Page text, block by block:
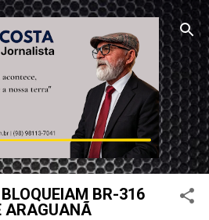
conteúdo principal
BR-316
ARAGUANÃ